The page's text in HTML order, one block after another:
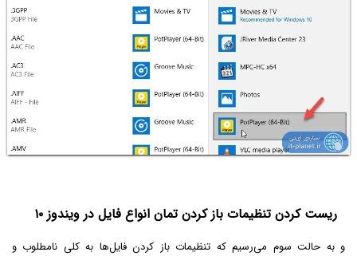
ریست کردن تنظیمات باز کردن تمان انواع فایل در ویندوز ۱۰
و به حالت سوم می‌رسیم که تنظیمات باز کردن فایل‌ها به کلی نامطلوب و